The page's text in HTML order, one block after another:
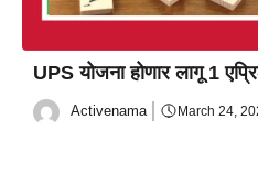
UPS योजना होणार लागू 1
Activenama March 24,